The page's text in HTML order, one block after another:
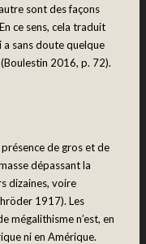
sont des façons
ce sens, cela traduit
a sans doute quelque
2016, p. 72).
de gros et de
dépassant la
dizaines, voire
1917). Les
mégalithisme n’est, en
ni en Amérique.